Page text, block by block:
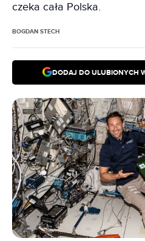
czeka cała Polska.
BOGDAN STECH
DODAJ DO ULUBIONYCH